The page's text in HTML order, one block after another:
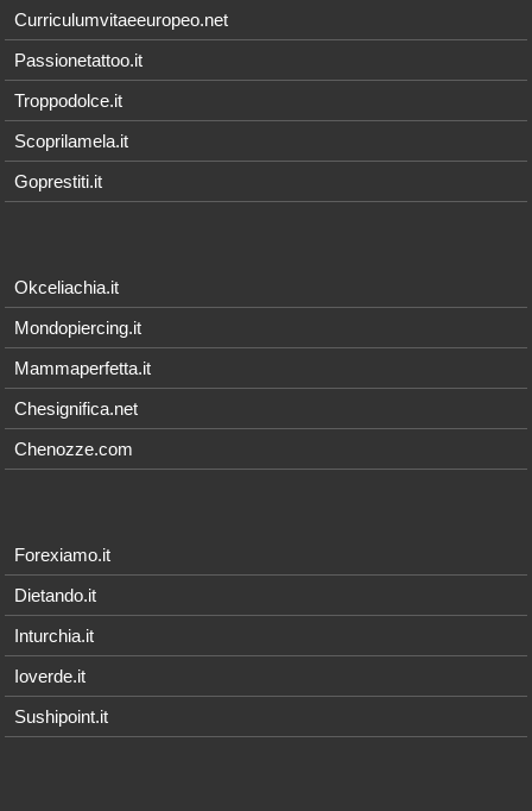
Curriculumvitaeeuropeo.net
Passionetattoo.it
Troppodolce.it
Scoprilamela.it
Goprestiti.it
Okceliachia.it
Mondopiercing.it
Mammaperfetta.it
Chesignifica.net
Chenozze.com
Forexiamo.it
Dietando.it
Inturchia.it
Ioverde.it
Sushipoint.it